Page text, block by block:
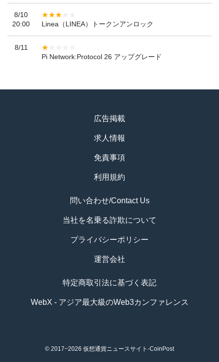
8/10
20:00
Linea（LINEA）トークンアンロック
8/11
Pi Network:Protocol 26 アップグレード
広告掲載
求人情報
免責事項
利用規約
問い合わせ/Contact Us
当社を名乗る詐欺について
プライバシーポリシー
運営会社
特定商取引法に基づく表記
WebX - アジア最大級のWeb3カンファレンス
© 2017−2026 仮想通貨ニュースサイト-CoinPost